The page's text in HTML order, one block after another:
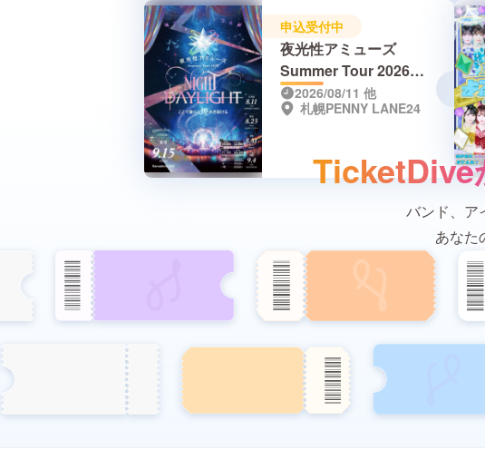
申込受付中
夜光性アミューズ
Summer Tour 2026
「NIGHT DAYLIGHT〜
ここで僕らは煌めき続
2026/08/11 他
札幌PENNY LANE24
TicketDive
バンド、ア
あなた